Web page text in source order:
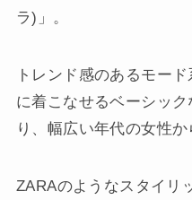
ラ)」。
トレンド感のあるモー
に着こなせるベーシッ
り、幅広い年代の女性か
ZARAのようなスタイリ